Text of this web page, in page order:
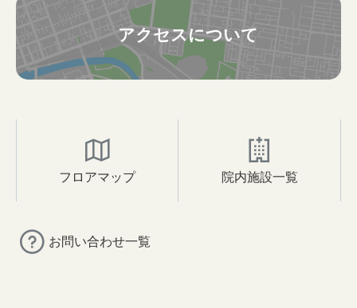
アクセスについて
フロアマップ 院内施設一覧
お問い合わせ一覧